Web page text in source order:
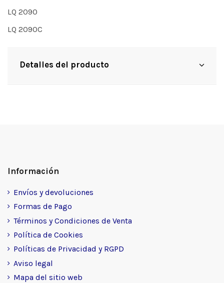
LQ 2090
LQ 2090C
Detalles del producto
Información
Envíos y devoluciones
Formas de Pago
Términos y Condiciones de Venta
Política de Cookies
Políticas de Privacidad y RGPD
Aviso legal
Mapa del sitio web